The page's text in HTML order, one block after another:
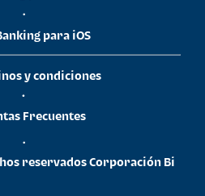
•
para iOS
y condiciones
•
Frecuentes
•
reservados Corporación Bi